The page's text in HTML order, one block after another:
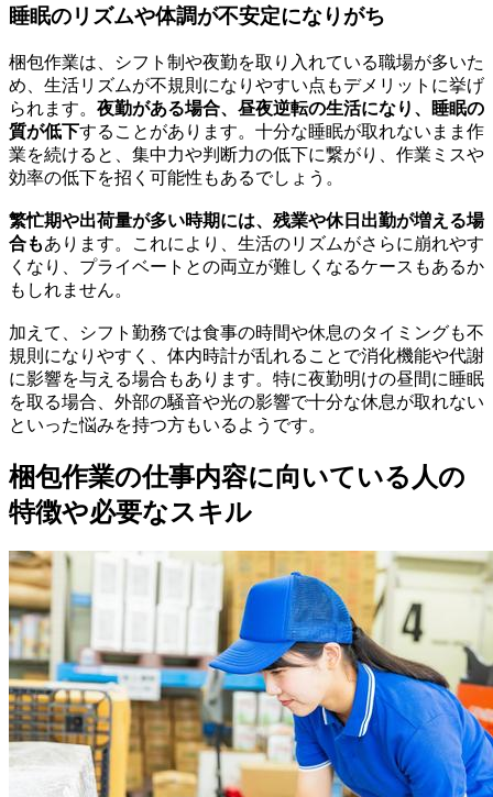
睡眠のリズムや体調が不安定になりがち
梱包作業は、シフト制や夜勤を取り入れている職場が多いた
め、生活リズムが不規則になりやすい点もデメリットに挙げ
られます。 夜勤がある場合、昼夜逆転の生活になり、睡眠の
質が低下することがあります。十分な睡眠が取れないまま作
業を続けると、集中力や判断力の低下に繋がり、作業ミスや
効率の低下を招く可能性もあるでしょう。
繁忙期や出荷量が多い時期には、残業や休日出勤が増える場
合もあります。これにより、生活のリズムがさらに崩れやす
くなり、プライベートとの両立が難しくなるケースもあるか
もしれません。
加えて、シフト勤務では食事の時間や休息のタイミングも不
規則になりやすく、体内時計が乱れることで消化機能や代謝
に影響を与える場合もあります。特に夜勤明けの昼間に睡眠
を取る場合、外部の騒音や光の影響で十分な休息が取れない
といった悩みを持つ方もいるようです。
梱包作業の仕事内容に向いている人の
特徴や必要なスキル